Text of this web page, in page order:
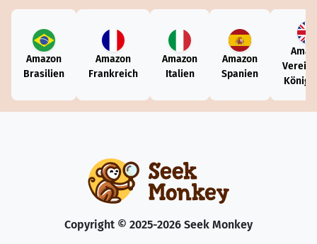
Amazon
Brasilien
Amazon
Frankreich
Amazon
Italien
Amazon
Spanien
Copyright © 2025-2026 Seek Monkey